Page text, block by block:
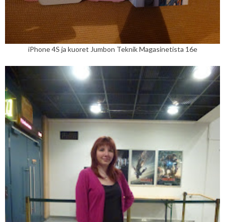
iPhone 4S ja kuoret Jumbon Teknik Magasinetista 16e